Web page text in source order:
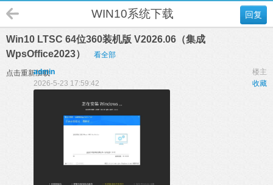
回复
WIN10系统下载
Win10 LTSC 64位360装机版 V2026.06（集成
WpsOffice2023）
看全部
点击重新加载 楼主
admin
收藏
2026-5-23 17:59:42